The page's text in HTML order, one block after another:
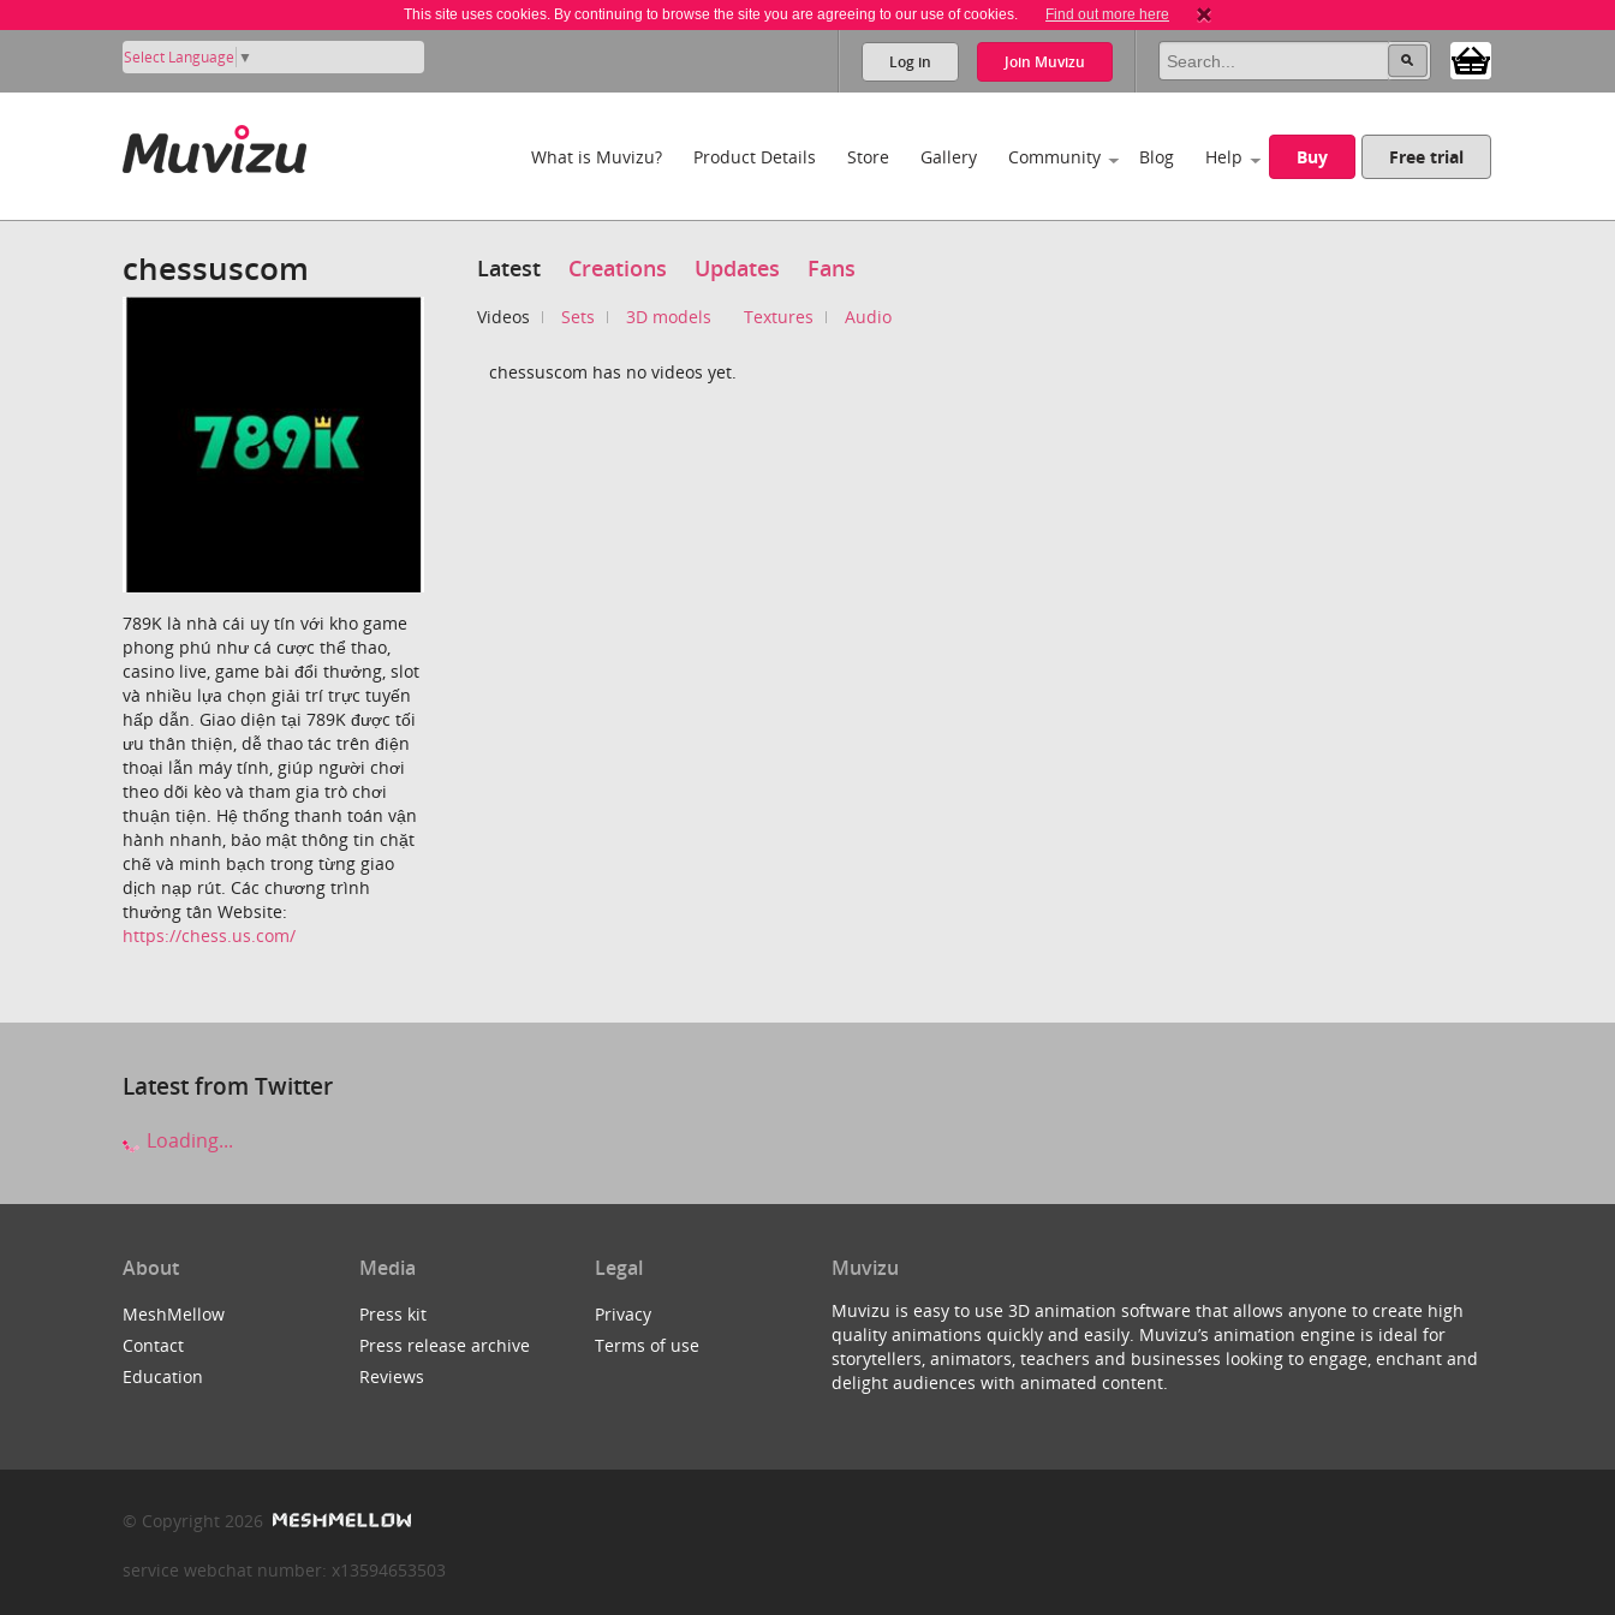
This site uses cookies. By continuing to browse the site you are agreeing to our use of cookies. Find out more here
Select Language ▼ Log in Join Muvizu
What is Muvizu? Product Details Store Gallery Community Blog Help Buy Free trial
chessuscom
789K là nhà cái uy tín với kho game
phong phú như cá cược thể thao,
casino live, game bài đổi thưởng, slot
và nhiều lựa chọn giải trí trực tuyến
hấp dẫn. Giao diện tại 789K được tối
ưu thân thiện, dễ thao tác trên điện
thoại lẫn máy tính, giúp người chơi
theo dõi kèo và tham gia trò chơi
thuận tiện. Hệ thống thanh toán vận
hành nhanh, bảo mật thông tin chặt
chẽ và minh bạch trong từng giao
dịch nạp rút. Các chương trình
thưởng tân Website:
https://chess.us.com/
Latest Creations Updates Fans
Videos Sets 3D models Textures Audio
chessuscom has no videos yet.
Latest from Twitter
Loading...
About
MeshMellow
Contact
Education
Media
Press kit
Press release archive
Reviews
Legal
Privacy
Terms of use
Muvizu
Muvizu is easy to use 3D animation software that allows anyone to create high
quality animations quickly and easily. Muvizu’s animation engine is ideal for
storytellers, animators, teachers and businesses looking to engage, enchant and
delight audiences with animated content.
© Copyright 2026
service webchat number: x13594653503